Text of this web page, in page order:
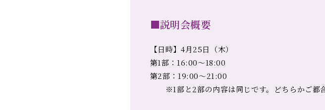
■説明会概要
【日時】4月25日（木）
第1部：16:00〜18:00
第2部：19:00〜21:00
※1部と2部の内容は同じです。どちらかご都合